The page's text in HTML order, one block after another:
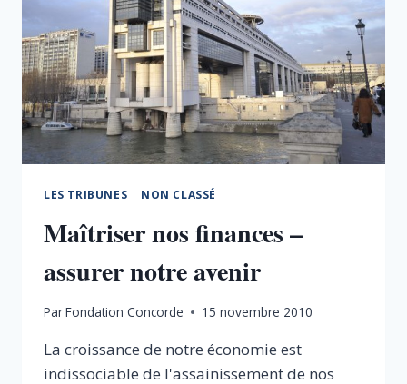
LES TRIBUNES | NON CLASSÉ
Maîtriser nos finances –
assurer notre avenir
ParFondation Concorde 15 novembre 2010
La croissance de notre économie est
indissociable de l'assainissement de nos